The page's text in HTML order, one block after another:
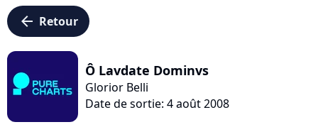
arrow_left Retour
Ô Lavdate Dominvs
Glorior Belli
Date de sortie: 4 août 2008